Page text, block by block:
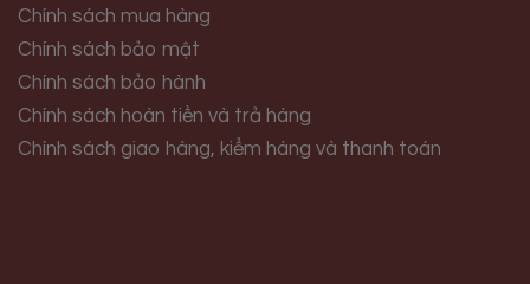
Chính sách mua hàng
Chính sách bảo mật
Chính sách bảo hành
Chính sách hoàn tiền và trả hàng
Chính sách giao hàng, kiểm hàng và thanh toán